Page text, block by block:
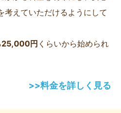
考えていただけるようにして
25,000円 くらいから始められ
>>料金を詳しく見る